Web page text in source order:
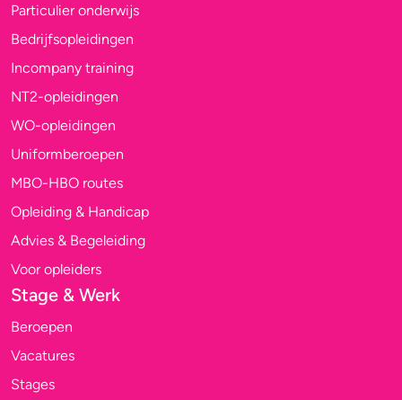
Particulier onderwijs
Bedrijfsopleidingen
Incompany training
NT2-opleidingen
WO-opleidingen
Uniformberoepen
MBO-HBO routes
Opleiding & Handicap
Advies & Begeleiding
Voor opleiders
Stage & Werk
Beroepen
Vacatures
Stages